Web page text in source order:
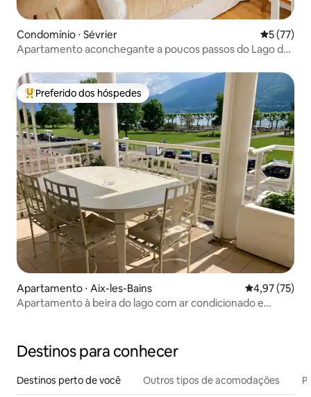
Condomínio ⋅ Sévrier 5 de uma
5 (77)
Apartamento aconchegante a poucos passos do Lago de
Entre os melhores preferidos dos hóspedes
Preferido dos hóspedes
Apartamento ⋅ Aix-les-Bains 4,97 de uma
4,97 (75)
Apartamento à beira do lago com ar condicionado e
Destinos para conhecer
Destinos perto de você Outros tipos de acomodações